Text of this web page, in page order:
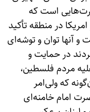
است که
در منطقه تأکید
آنها توان و توشه‌ای
در حمایت و
مردم فلسطین،
که ولی‌امر
امام خامنه‌ای